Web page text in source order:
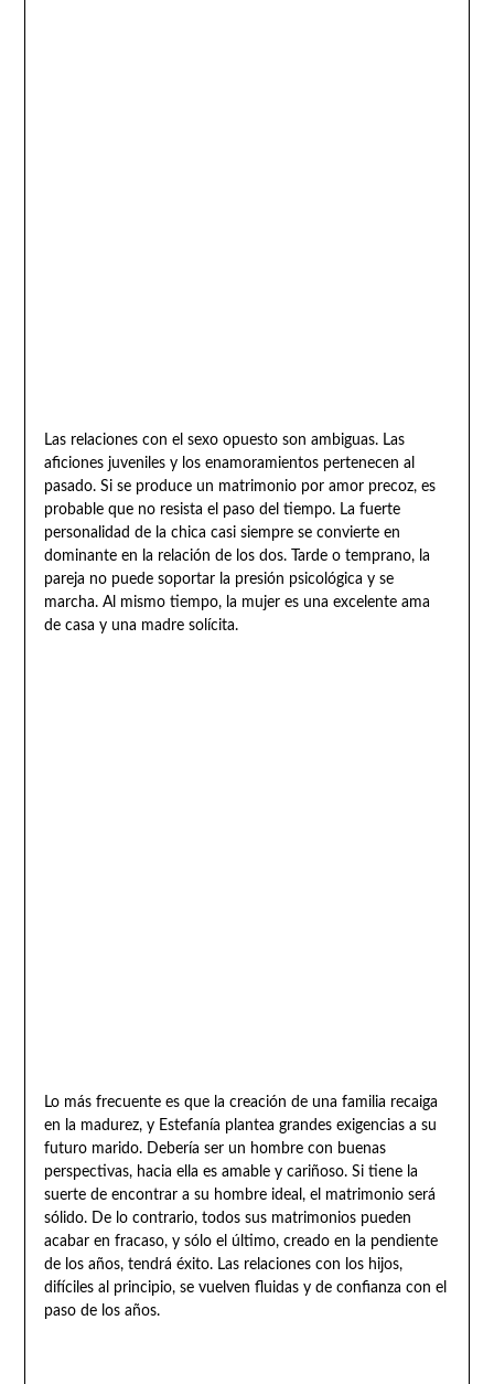
Las relaciones con el sexo opuesto son ambiguas. Las
aficiones juveniles y los enamoramientos pertenecen al
pasado. Si se produce un matrimonio por amor precoz, es
probable que no resista el paso del tiempo. La fuerte
personalidad de la chica casi siempre se convierte en
dominante en la relación de los dos. Tarde o temprano, la
pareja no puede soportar la presión psicológica y se
marcha. Al mismo tiempo, la mujer es una excelente ama
de casa y una madre solícita.
Lo más frecuente es que la creación de una familia recaiga
en la madurez, y Estefanía plantea grandes exigencias a su
futuro marido. Debería ser un hombre con buenas
perspectivas, hacia ella es amable y cariñoso. Si tiene la
suerte de encontrar a su hombre ideal, el matrimonio será
sólido. De lo contrario, todos sus matrimonios pueden
acabar en fracaso, y sólo el último, creado en la pendiente
de los años, tendrá éxito. Las relaciones con los hijos,
difíciles al principio, se vuelven fluidas y de confianza con el
paso de los años.